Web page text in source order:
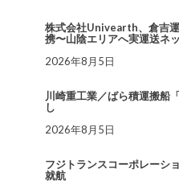
株式会社Univearth、倉吉
携〜山陰エリアへ実運送ネ
2026年8月5日
川崎重工業／ばら積運搬船
し
2026年8月5日
フジトランスコーポレーシ
就航